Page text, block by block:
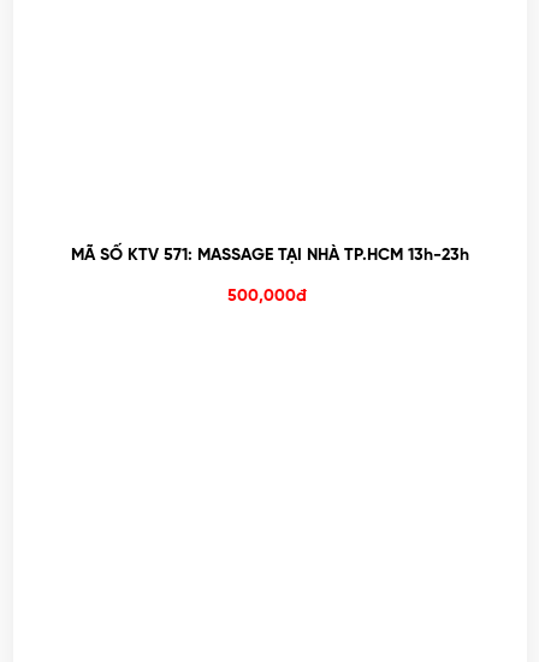
MÃ SỐ KTV 571: MASSAGE TẠI NHÀ TP.HCM 13h-23h
500,000đ